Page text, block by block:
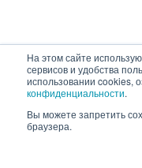
На этом сайте
сервисов и удобства
использовании cookies,
конфиденциальности.
Вы можете запретить
браузера.